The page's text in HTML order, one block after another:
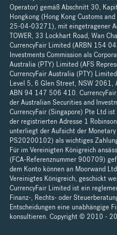
Operator) gemäß Abschnitt 30,
Hongkong (Hong Kong Customs
25-04-03271), mit eingetragener
TOWER, 33 Lockhart Road, Wan
CurrencyFair Limited (ARBN 154
Investments Commission als
Australia (PTY) Limited (AFS
CurrencyFair Australia (PTY)
Level 5, 6 Glen Street, NSW
ABN 94 147 506 410.
der Australian Securities and
CurrencyFair (Singapore) Pte Ltd
der registrierten Adresse 1
unterliegt der Aufsicht der
PS20200102) als wichtiges
Für im Vereinigten Königreich
(FCA-Referenznummer 900709)
dem Konto können an Moorwand
Vereinigtes Königreich, geschickt
CurrencyFair Limited ist ein
Finanz-, Rechts- oder
Entscheidungen eine unabhängige
konsultieren. Copyright © 2010 -